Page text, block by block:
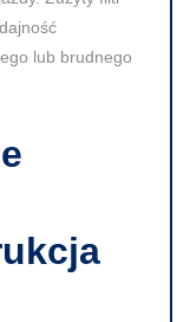
lub brudnego